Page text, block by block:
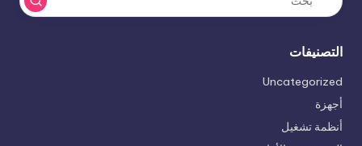
التصنيفات
Uncategorized
أجهزة
أنظمة تشغيل